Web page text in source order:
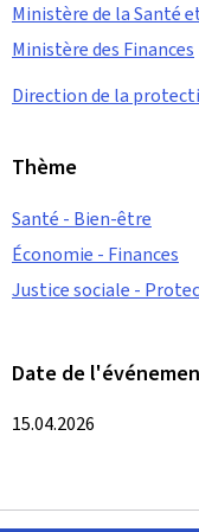
Ministère de la Santé
Ministère des Finances
Direction de la
Thème
Santé - Bien-être
Économie - Finances
Justice sociale -
Date de
15.04.2026